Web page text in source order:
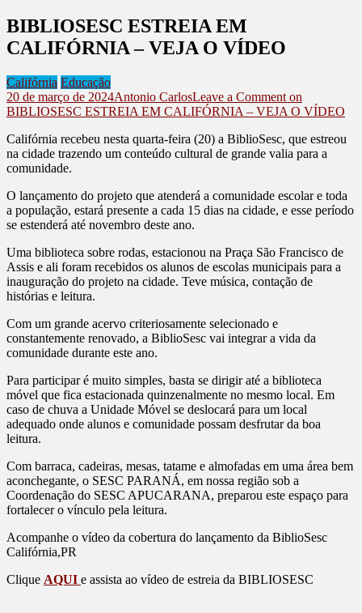
BIBLIOSESC ESTREIA EM
CALIFÓRNIA – VEJA O VÍDEO
Califórnia Educação
20 de março de 2024Antonio CarlosLeave a Comment on
BIBLIOSESC ESTREIA EM CALIFÓRNIA – VEJA O VÍDEO
Califórnia recebeu nesta quarta-feira (20) a BiblioSesc, que estreou
na cidade trazendo um conteúdo cultural de grande valia para a
comunidade.
O lançamento do projeto que atenderá a comunidade escolar e toda
a população, estará presente a cada 15 dias na cidade, e esse período
se estenderá até novembro deste ano.
Uma biblioteca sobre rodas, estacionou na Praça São Francisco de
Assis e ali foram recebidos os alunos de escolas municipais para a
inauguração do projeto na cidade. Teve música, contação de
histórias e leitura.
Com um grande acervo criteriosamente selecionado e
constantemente renovado, a BiblioSesc vai integrar a vida da
comunidade durante este ano.
Para participar é muito simples, basta se dirigir até a biblioteca
móvel que fica estacionada quinzenalmente no mesmo local. Em
caso de chuva a Unidade Móvel se deslocará para um local
adequado onde alunos e comunidade possam desfrutar da boa
leitura.
Com barraca, cadeiras, mesas, tatame e almofadas em uma área bem
aconchegante, o SESC PARANÁ, em nossa região sob a
Coordenação do SESC APUCARANA, preparou este espaço para
fortalecer o vínculo pela leitura.
Acompanhe o vídeo da cobertura do lançamento da BiblioSesc
Califórnia,PR
Clique AQUI e assista ao vídeo de estreia da BIBLIOSESC